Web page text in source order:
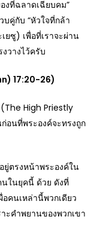
งที่ฉลาดเฉียบคม”
คู่กับ “หัวใจที่กล้า
ยซู) เพื่อที่เราจะผ่าน
วางไว้ครับ
17:20-26)
High Priestly
อนที่พระองค์จะทรงถูก
ยู่ตรงหน้าพระองค์ใน
นในยุคนี้ ด้วย ดังที่
คนเหล่านี้พวกเดียว
ะคำพยานของพวกเขา